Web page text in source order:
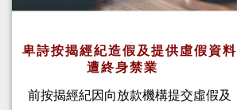
卑詩按揭經紀造假及提供虛假資料
遭終身禁業
前按揭經紀因向放款機構提交虛假及